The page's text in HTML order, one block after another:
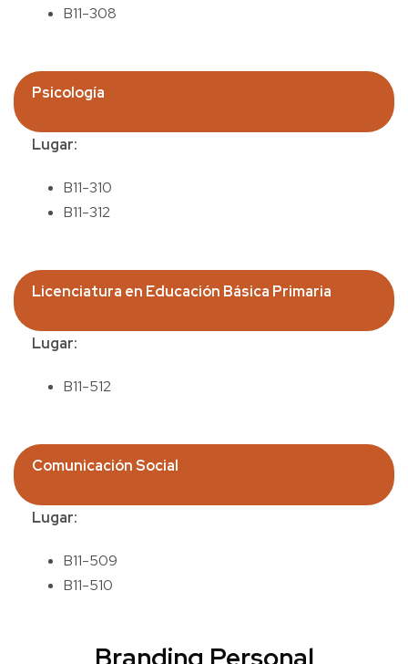
B11-308
Psicología
Lugar:
B11-310
B11-312
Licenciatura en Educación Básica Primaria
Lugar:
B11-512
Comunicación Social
Lugar:
B11-509
B11-510